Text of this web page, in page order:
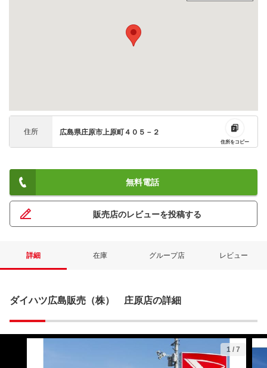
住所 広島県庄原市上原町４０５－２
住所をコピー
無料電話
販売店のレビューを投稿する
詳細 在庫 グループ店 レビュー
ダイハツ広島販売（株） 庄原店の詳細
1 / 7